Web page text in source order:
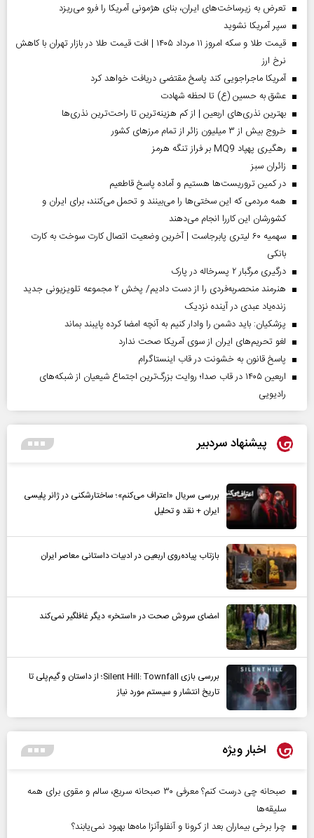
تعرض به زیرساخت‌های ایران، بنای هژمونی آمریکا را فرو می‌ریزد
سپر آمریکا نشوید
قیمت طلا و سکه امروز ۱۱ مرداد ۱۴۰۵ | افت قیمت طلا در بازار تهران با کاهش
نرخ ارز
آمریکا ماجراجویی کند پاسخ مقتضی دریافت خواهد کرد
عشق به حسین (ع) تا لحظه شهادت
بهترین نذری‌های اربعین | از کم هزینه‌ترین تا راحت‌ترین نذری‌ها
خروج بیش از ۳ میلیون زائر از تمام مرز‌های کشور
رهگیری پهپاد MQ9 بر فراز تنگه هرمز
‌زائران سبز
در کمین تروریست‌ها هستیم و آماده پاسخ قاطعیم
همه مردمی که این سختی‌ها را می‌بینند و تحمل می‌کنند، برای ایران و
کشورشان این کاررا انجام می‌دهند
سهمیه ۶۰ لیتری پابرجاست | آخرین وضعیت اتصال کارت سوخت به کارت
بانکی
درگیری مرگبار ۲ پسرخاله در پارک
هنرمند منحصر‌به‌فردی را از دست دادیم/ پخش ۲ مجموعه تلویزیونی جدید
زنده‌یاد عبدی در آینده نزدیک
پزشکیان: باید دشمن را وادار کنیم به آنچه امضا کرده پایبند بماند
لغو تحریم‌های ایران از سوی آمریکا صحت ندارد
پاسخ قانون به خشونت در قاب اینستاگرام
اربعین ۱۴۰۵ در قاب صدا؛ روایت بزرگ‌ترین اجتماع شیعیان از شبکه‌های
رادیویی
پیشنهاد سردبیر
بررسی سریال «اعتراف می‌کنم»؛ ساختارشکنی در ژانر پلیسی
ایران + نقد و تحلیل
بازتاب پیاده‌روی اربعین در ادبیات داستانی معاصر ایران
امضای سروش صحت در «استخر» دیگر غافلگیر نمی‌کند
بررسی بازی Silent Hill: Townfall؛ از داستان و گیم‌پلی تا
تاریخ انتشار و سیستم مورد نیاز
اخبار ویژه
صبحانه چی درست کنم؟ معرفی ۳۰ صبحانه سریع، سالم و مقوی برای همه
سلیقه‌ها
چرا برخی بیماران بعد از کرونا و آنفلوآنزا ماه‌ها بهبود نمی‌یابند؟